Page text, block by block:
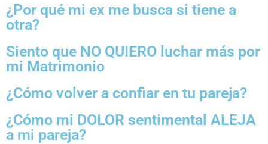
¿Por qué mi ex me busca si tiene a
otra?
Siento que NO QUIERO luchar más por
mi Matrimonio
¿Cómo volver a confiar en tu pareja?
¿Cómo mi DOLOR sentimental ALEJA
a mi pareja?